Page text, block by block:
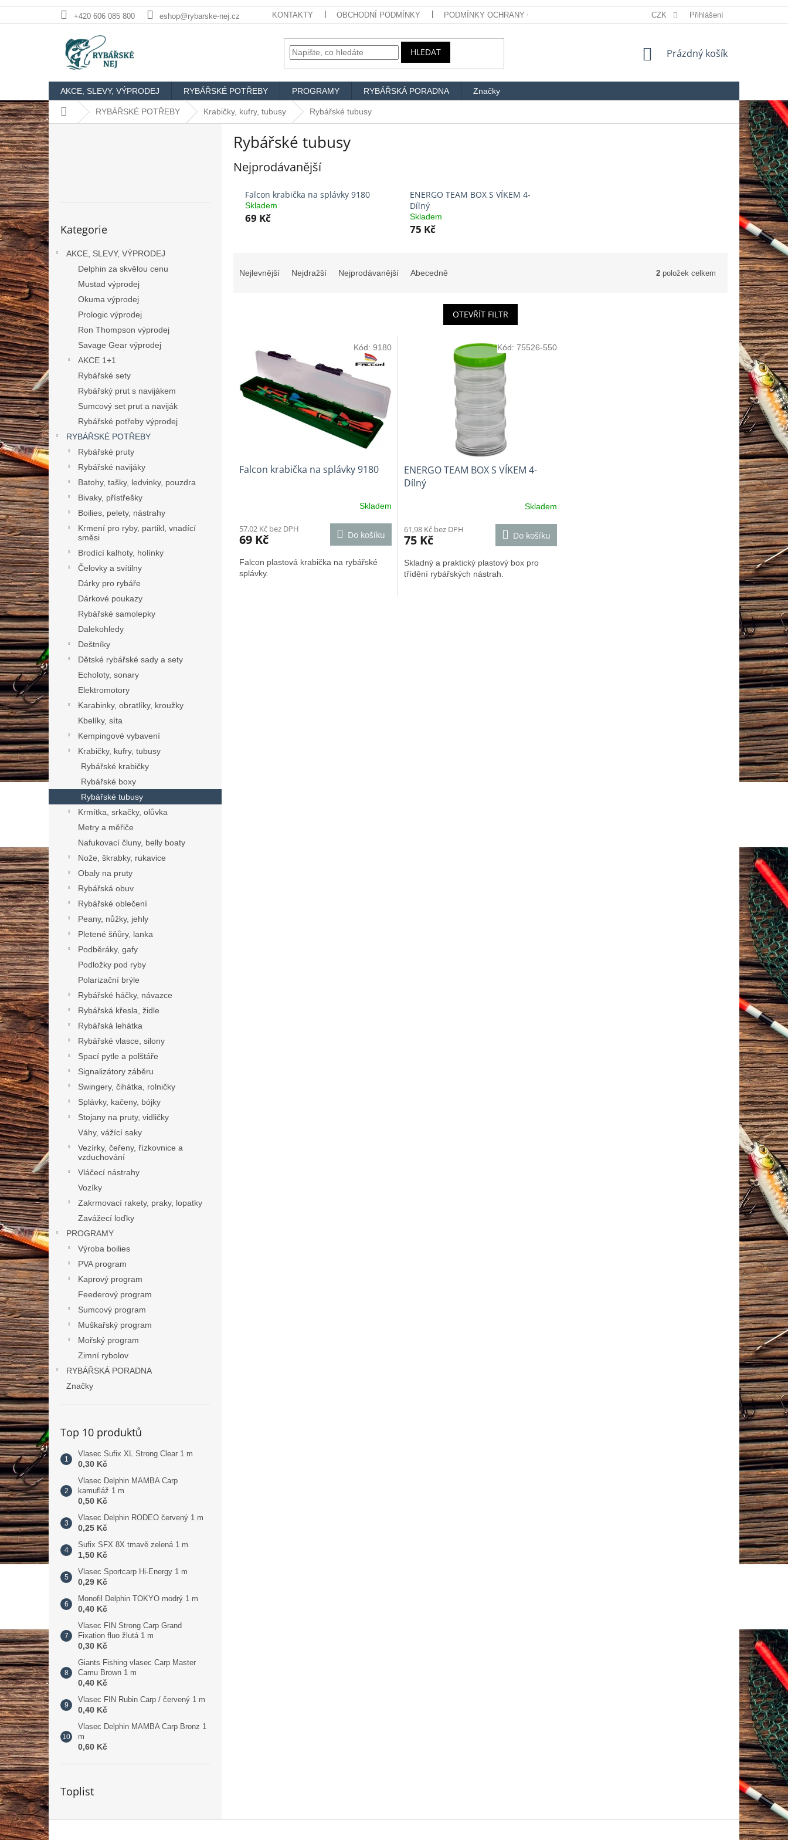
+420 606 085 800 eshop@rybarske-nej.cz KONTAKTY OBCHODNÍ PODMÍNKY PODMÍNKY OCHRANY OSOBNÍCH ÚDAJŮ REKLAMACE SLOVNÍK POJMŮ
CZK Přihlášení
HLEDAT
NÁKUPNÍ
Prázdný košík
AKCE, SLEVY, VÝPRODEJ RYBÁŘSKÉ POTŘEBY PROGRAMY RYBÁŘSKÁ PORADNA Značky
Domů RYBÁŘSKÉ POTŘEBY Krabičky, kufry, tubusy Rybářské tubusy
P
o
s
t
r
a
n
n
í
p
a
n
e
l
kategorie
Kategorie
AKCE, SLEVY, VÝPRODEJ
Delphin za skvělou cenu
Mustad výprodej
Okuma výprodej
Prologic výprodej
Ron Thompson výprodej
Savage Gear výprodej
AKCE 1+1
Rybářské sety
Rybářský prut s navijákem
Sumcový set prut a naviják
Rybářské potřeby výprodej
RYBÁŘSKÉ POTŘEBY
Rybářské pruty
Rybářské navijáky
Batohy, tašky, ledvinky, pouzdra
Bivaky, přístřešky
Boilies, pelety, nástrahy
Krmení pro ryby, partikl, vnadící
směsi
Brodící kalhoty, holínky
Čelovky a svítilny
Dárky pro rybáře
Dárkové poukazy
Rybářské samolepky
Dalekohledy
Deštníky
Dětské rybářské sady a sety
Echoloty, sonary
Elektromotory
Karabinky, obratlíky, kroužky
Kbelíky, síta
Kempingové vybavení
Krabičky, kufry, tubusy
Rybářské krabičky
Rybářské boxy
Rybářské tubusy
Krmítka, srkačky, olůvka
Metry a měřiče
Nafukovací čluny, belly boaty
Nože, škrabky, rukavice
Obaly na pruty
Rybářská obuv
Rybářské oblečení
Peany, nůžky, jehly
Pletené šňůry, lanka
Podběráky, gafy
Podložky pod ryby
Polarizační brýle
Rybářské háčky, návazce
Rybářská křesla, židle
Rybářská lehátka
Rybářské vlasce, silony
Spací pytle a polštáře
Signalizátory záběru
Swingery, čihátka, rolničky
Splávky, kačeny, bójky
Stojany na pruty, vidličky
Váhy, vážící saky
Vezírky, čeřeny, řízkovnice a
vzduchování
Vláčecí nástrahy
Vozíky
Zakrmovací rakety, praky, lopatky
Zavážecí loďky
PROGRAMY
Výroba boilies
PVA program
Kaprový program
Feederový program
Sumcový program
Muškařský program
Mořský program
Zimní rybolov
RYBÁŘSKÁ PORADNA
Značky
Top 10 produktů
Vlasec Sufix XL Strong Clear 1 m
0,30 Kč
Vlasec Delphin MAMBA Carp
kamufláž 1 m
0,50 Kč
Vlasec Delphin RODEO červený 1 m
0,25 Kč
Sufix SFX 8X tmavě zelená 1 m
1,50 Kč
Vlasec Sportcarp Hi-Energy 1 m
0,29 Kč
Monofil Delphin TOKYO modrý 1 m
0,40 Kč
Vlasec FIN Strong Carp Grand
Fixation fluo žlutá 1 m
0,30 Kč
Giants Fishing vlasec Carp Master
Camu Brown 1 m
0,40 Kč
Vlasec FIN Rubin Carp / červený 1 m
0,40 Kč
Vlasec Delphin MAMBA Carp Bronz 1
m
0,60 Kč
Toplist
Rybářské tubusy
Nejprodávanější
Falcon krabička na splávky 9180
Skladem
69 Kč
ENERGO TEAM BOX S VÍKEM 4-
Dílný
Skladem
75 Kč
Nejlevnější Nejdražší Nejprodávanější Abecedně 2 položek celkem
OTEVŘÍT FILTR
Falcon krabička na splávky 9180
Skladem
57,02 Kč bez DPH
69 Kč Do košíku
Falcon plastová krabička na rybářské
splávky.
Kód: 9180
ENERGO TEAM BOX S VÍKEM 4-
Dílný
Skladem
61,98 Kč bez DPH
75 Kč Do košíku
Skladný a praktický plastový box pro
třídění rybářských nástrah.
Kód: 75526-550
Z